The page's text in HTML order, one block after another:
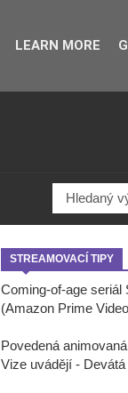
STREAMOVACÍ TIPY
Coming-of-age seriál
(Amazon Prime
Povedená
Vize uvádějí -
LEARN MORE